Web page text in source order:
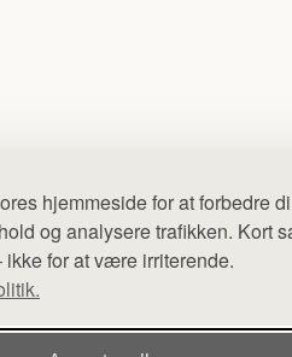
hjemmeside for at forbedre
og analysere trafikken. Kort
for at være irriterende.